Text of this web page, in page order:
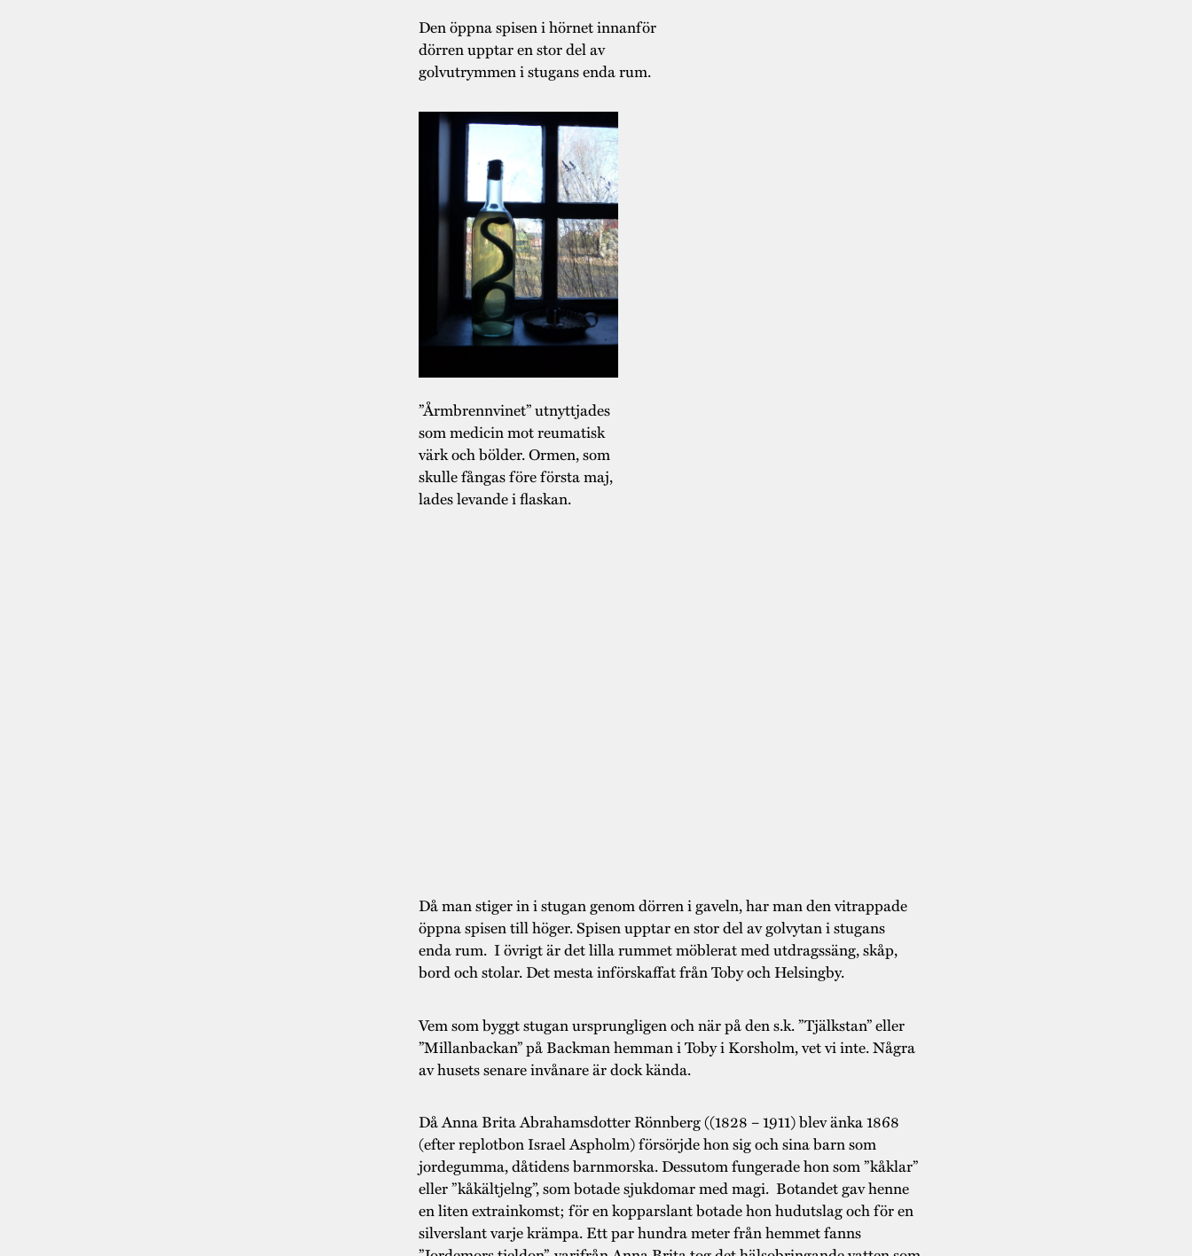
Den öppna spisen i hörnet innanför
dörren upptar en stor del av
golvutrymmen i stugans enda rum.
”Årmbrennvinet” utnyttjades
som medicin mot reumatisk
värk och bölder. Ormen, som
skulle fångas före första maj,
lades levande i flaskan.
Då man stiger in i stugan genom dörren i gaveln, har man den vitrappade
öppna spisen till höger. Spisen upptar en stor del av golvytan i stugans
enda rum. I övrigt är det lilla rummet möblerat med utdragssäng, skåp,
bord och stolar. Det mesta införskaffat från Toby och Helsingby.
Vem som byggt stugan ursprungligen och när på den s.k. ”Tjälkstan” eller
”Millanbackan” på Backman hemman i Toby i Korsholm, vet vi inte. Några
av husets senare invånare är dock kända.
Då Anna Brita Abrahamsdotter Rönnberg ((1828 – 1911) blev änka 1868
(efter replotbon Israel Aspholm) försörjde hon sig och sina barn som
jordegumma, dåtidens barnmorska. Dessutom fungerade hon som ”kåklar”
eller ”kåkältjelng”, som botade sjukdomar med magi. Botandet gav henne
en liten extrainkomst; för en kopparslant botade hon hudutslag och för en
silverslant varje krämpa. Ett par hundra meter från hemmet fanns